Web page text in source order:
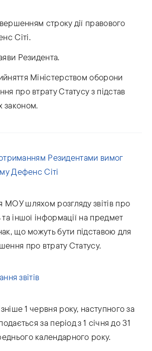
строку дії правового
Сіті.
Резидента.
Міністерством оборони
про втрату Статусу з підстав
законом.
Резидентами вимог
Дефенс Сіті
МОУ шляхом розгляду звітів про
та іншої інформації на предмет
що можуть бути підставою для
про втрату Статусу.
звітів
1 червня року, наступного за
за період з 1 січня до 31
календарного року.